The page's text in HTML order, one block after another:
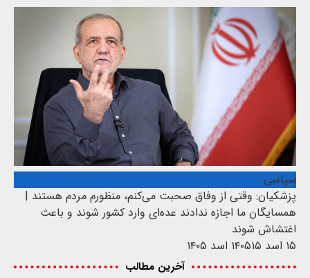
سیاسی
پزشکیان: وقتی از وفاق صحبت می‌کنم، منظورم مردم هستند |
همسایگان ما اجازه ندادند عده‌ای وارد کشور شوند و باعث
اغتشاش شوند
۱۵ اسد ۱۴۰۵
۱۵ اسد ۱۴۰۵
آخرین مطالب